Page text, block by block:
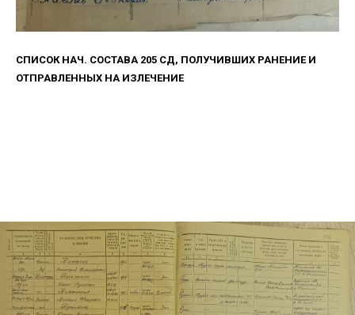
СПИСОК НАЧ. СОСТАВА 205 СД, ПОЛУЧИВШИХ РАНЕНИЕ И
ОТПРАВЛЕННЫХ НА ИЗЛЕЧЕНИЕ